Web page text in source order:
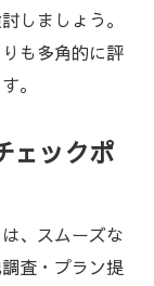
しましょう。
も多角的に評
。
ェックポ
、スムーズな
査・プラン提